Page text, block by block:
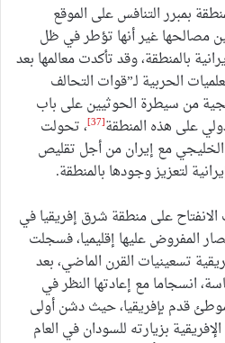
بمبرر التنافس على الموقع
مصالحها غير أنها تؤطر في ظل
بالمنطقة، وقد تأكدت معالمها بعد
الحربية لـ”قوات التحالف
من سيطرة الحوثيين على باب
على هذه المنطقة[37]
، تحولت
مع إيران من أجل تقليص
لتعزيز وجودها بالمنطقة.
على منطقة شرق إفريقيا في
المفروض عليها إقليميا، فسجلت
تسعينيات القرن الماضي، بعد
انسجاما مع إعادتها النظر في
قدم بإفريقيا، حيث دشن أولى
بزيارته للسودان في العام